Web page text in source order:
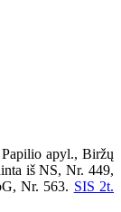
apyl., Biržų
iš NS, Nr.449,
Nr. 563. SIS 2t.